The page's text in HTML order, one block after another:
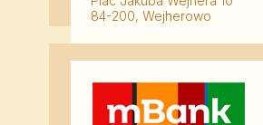
84-200, Wejherowo